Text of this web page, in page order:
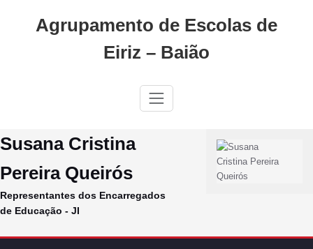
Agrupamento de Escolas de
Eiriz – Baião
Susana Cristina
Pereira Queirós
Representantes dos Encarregados
de Educação - JI